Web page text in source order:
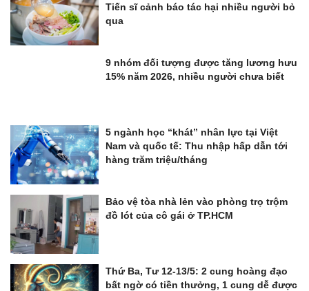
Tiến sĩ cảnh báo tác hại nhiều người bỏ
qua
9 nhóm đối tượng được tăng lương hưu
15% năm 2026, nhiều người chưa biết
5 ngành học “khát” nhân lực tại Việt
Nam và quốc tế: Thu nhập hấp dẫn tới
hàng trăm triệu/tháng
Bảo vệ tòa nhà lẻn vào phòng trọ trộm
đồ lót của cô gái ở TP.HCM
Thứ Ba, Tư 12-13/5: 2 cung hoàng đạo
bất ngờ có tiền thưởng, 1 cung dễ được